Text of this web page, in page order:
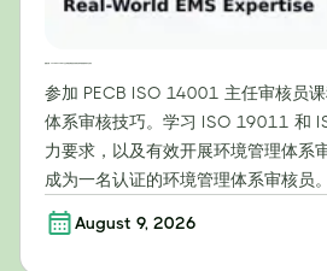
参加 PECB ISO 14001 主任审核员
体系审核技巧。学习 ISO 19011 和
力要求，以及有效开展环境管理体系
成为一名认证的环境管理体系审核员。
August 9, 2026